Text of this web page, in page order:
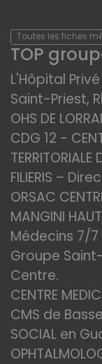
Toutes les fiches
TOP
L'Hôpital
Saint-Priest,
OHS DE
CDG 12 -
TERRITORIALE
FILIERIS –
ORSAC
MANGINI
Médecins 7/7
Groupe
Centre.
CENTRE
CMS de
SOCIAL en